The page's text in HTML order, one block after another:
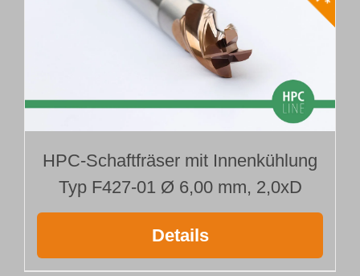
HPC-Schaftfräser mit Innenkühlung
Typ F427-01 Ø 6,00 mm, 2,0xD
Details